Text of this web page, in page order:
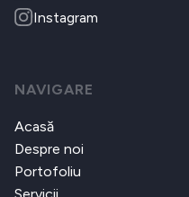
Instagram
NAVIGARE
Acasă
Despre noi
Portofoliu